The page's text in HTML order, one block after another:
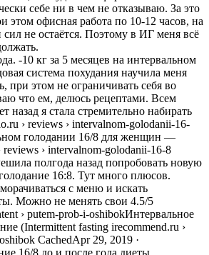
себе ни в чем не отказываю. За это
этом офисная работа по 10-12 часов, на
не остаётся. Поэтому в ИГ меня всё
-10 кг за 5 месяцев на интервальном
система похудания научила меня
при этом не ограничивать себя во
что ем, делюсь рецептами. Всем
назад я стала стремительно набирать
› reviews › intervalnom-golodanii-16-
голодании 16/8 для женщин —
› intervalnom-golodanii-16-8
полгода назад попробовать новую
16:8. Тут много плюсов.
с меню и искать
Можно не менять свои 4.5/5
› putem-prob-i-oshibokИнтервальное
(Intermittent fasting irecommend.ru ›
CachedApr 29, 2019 ·